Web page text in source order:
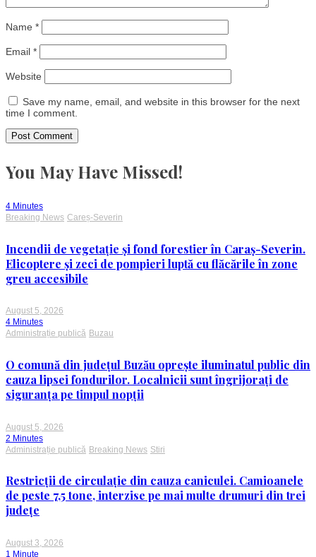
Name *
Email *
Website
Save my name, email, and website in this browser for the next
time I comment.
You May Have Missed!
4 Minutes
Breaking News Careș-Severin
Incendii de vegetație și fond forestier în Caraș-Severin.
Elicoptere și zeci de pompieri luptă cu flăcările în zone
greu accesibile
August 5, 2026
4 Minutes
Administrație publică Buzau
O comună din județul Buzău oprește iluminatul public din
cauza lipsei fondurilor. Localnicii sunt îngrijorați de
siguranța pe timpul nopții
August 5, 2026
2 Minutes
Administrație publică Breaking News Stiri
Restricții de circulație din cauza caniculei. Camioanele
de peste 7,5 tone, interzise pe mai multe drumuri din trei
județe
August 3, 2026
1 Minute